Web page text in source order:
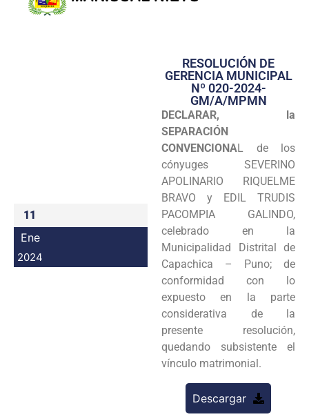
Transparencia
Seguridad
Programas
Intranet
11
Ene
2024
RESOLUCIÓN DE
GERENCIA MUNICIPAL
Nº 020-2024-
GM/A/MPMN
DECLARAR, la
SEPARACIÓN
CONVENCIONAL de los
cónyuges SEVERINO
APOLINARIO RIQUELME
BRAVO y EDIL TRUDIS
PACOMPIA GALINDO,
celebrado en la
Municipalidad Distrital de
Capachica – Puno; de
conformidad con lo
expuesto en la parte
considerativa de la
presente resolución,
quedando subsistente el
vínculo matrimonial.
Descargar